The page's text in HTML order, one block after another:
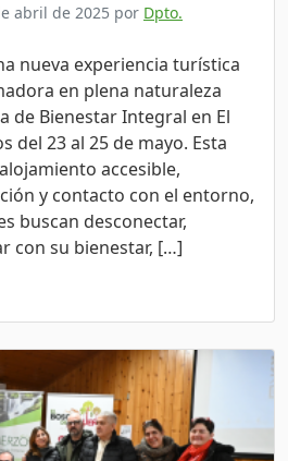
abril de 2025 por Dpto.
nueva experiencia turística
en plena naturaleza
de Bienestar Integral en El
del 23 al 25 de mayo. Esta
accesible,
y contacto con el entorno,
buscan desconectar,
con su bienestar, […]